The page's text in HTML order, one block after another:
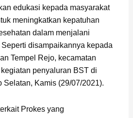
edukasi kepada masyarakat
meningkatkan kepatuhan
dalam menjalani
disampaikannya kepada
Tempel Rejo, kecamatan
penyaluran BST di
Selatan, Kamis (29/07/2021).
Prokes yang